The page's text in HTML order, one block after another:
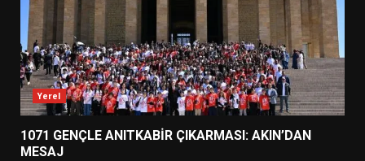
Yerel
1071 GENÇLE ANITKABİR ÇIKARMASI: AKIN’DAN
MESAJ